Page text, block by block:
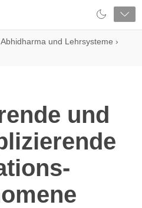
Abhidharma und Lehrsysteme ›
und